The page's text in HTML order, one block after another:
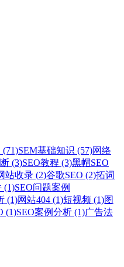
(71)SEM基础知识 (57)网络
(3)SEO教程 (3)黑帽SEO
站收录 (2)谷歌SEO (2)拓词
(1)SEO问题案例
(1)网站404 (1)短视频 (1)图
(1)SEO案例分析 (1)广告法